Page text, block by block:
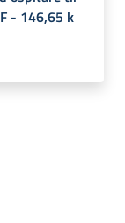
- 146,65 k